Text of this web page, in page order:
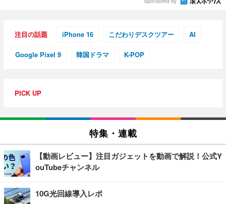
注目の話題 iPhone 16 こだわりデスクツアー AI
Google Pixel 9 韓国ドラマ K-POP
PICK UP
特集・連載
【動画レビュー】注目ガジェットを動画で解説！公式Y
ouTubeチャンネル
10G光回線導入レポ